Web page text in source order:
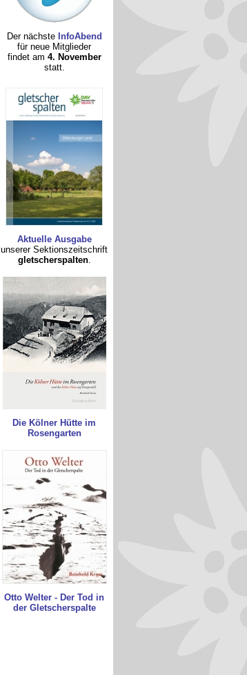
Der nächste InfoAbend
für neue Mitglieder
findet am 4. November
statt.
Aktuelle Ausgabe
unserer Sektionszeitschrift
gletscherspalten.
Die Kölner Hütte im
Rosengarten
Otto Welter - Der Tod in
der Gletscherspalte